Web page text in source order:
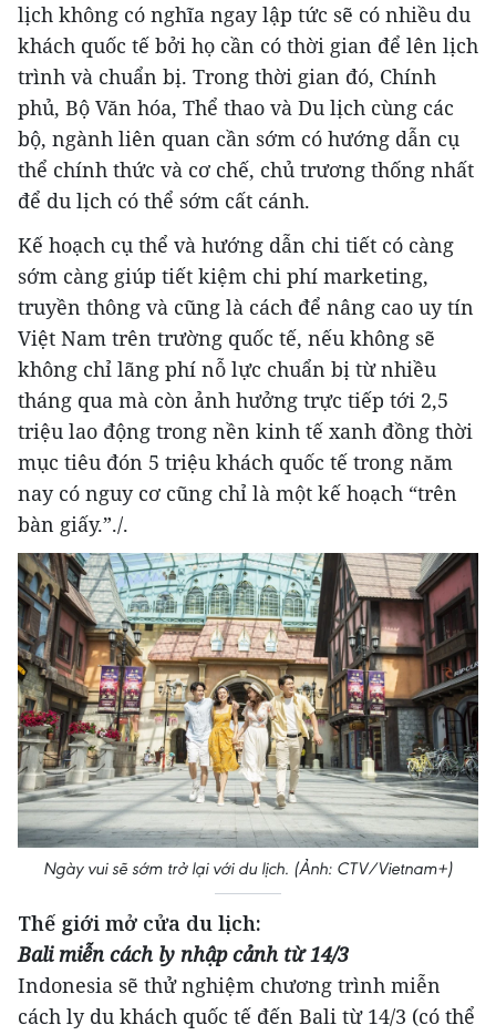
lịch không có nghĩa ngay lập tức sẽ có nhiều du
khách quốc tế bởi họ cần có thời gian để lên lịch
trình và chuẩn bị. Trong thời gian đó, Chính
phủ, Bộ Văn hóa, Thể thao và Du lịch cùng các
bộ, ngành liên quan cần sớm có hướng dẫn cụ
thể chính thức và cơ chế, chủ trương thống nhất
để du lịch có thể sớm cất cánh.
Kế hoạch cụ thể và hướng dẫn chi tiết có càng
sớm càng giúp tiết kiệm chi phí marketing,
truyền thông và cũng là cách để nâng cao uy tín
Việt Nam trên trường quốc tế, nếu không sẽ
không chỉ lãng phí nỗ lực chuẩn bị từ nhiều
tháng qua mà còn ảnh hưởng trực tiếp tới 2,5
triệu lao động trong nền kinh tế xanh đồng thời
mục tiêu đón 5 triệu khách quốc tế trong năm
nay có nguy cơ cũng chỉ là một kế hoạch “trên
bàn giấy.”./.
Ngày vui sẽ sớm trở lại với du lịch. (Ảnh: CTV/Vietnam+)
Thế giới mở cửa du lịch:
Bali miễn cách ly nhập cảnh từ 14/3
Indonesia sẽ thử nghiệm chương trình miễn
cách ly du khách quốc tế đến Bali từ 14/3 (có thể